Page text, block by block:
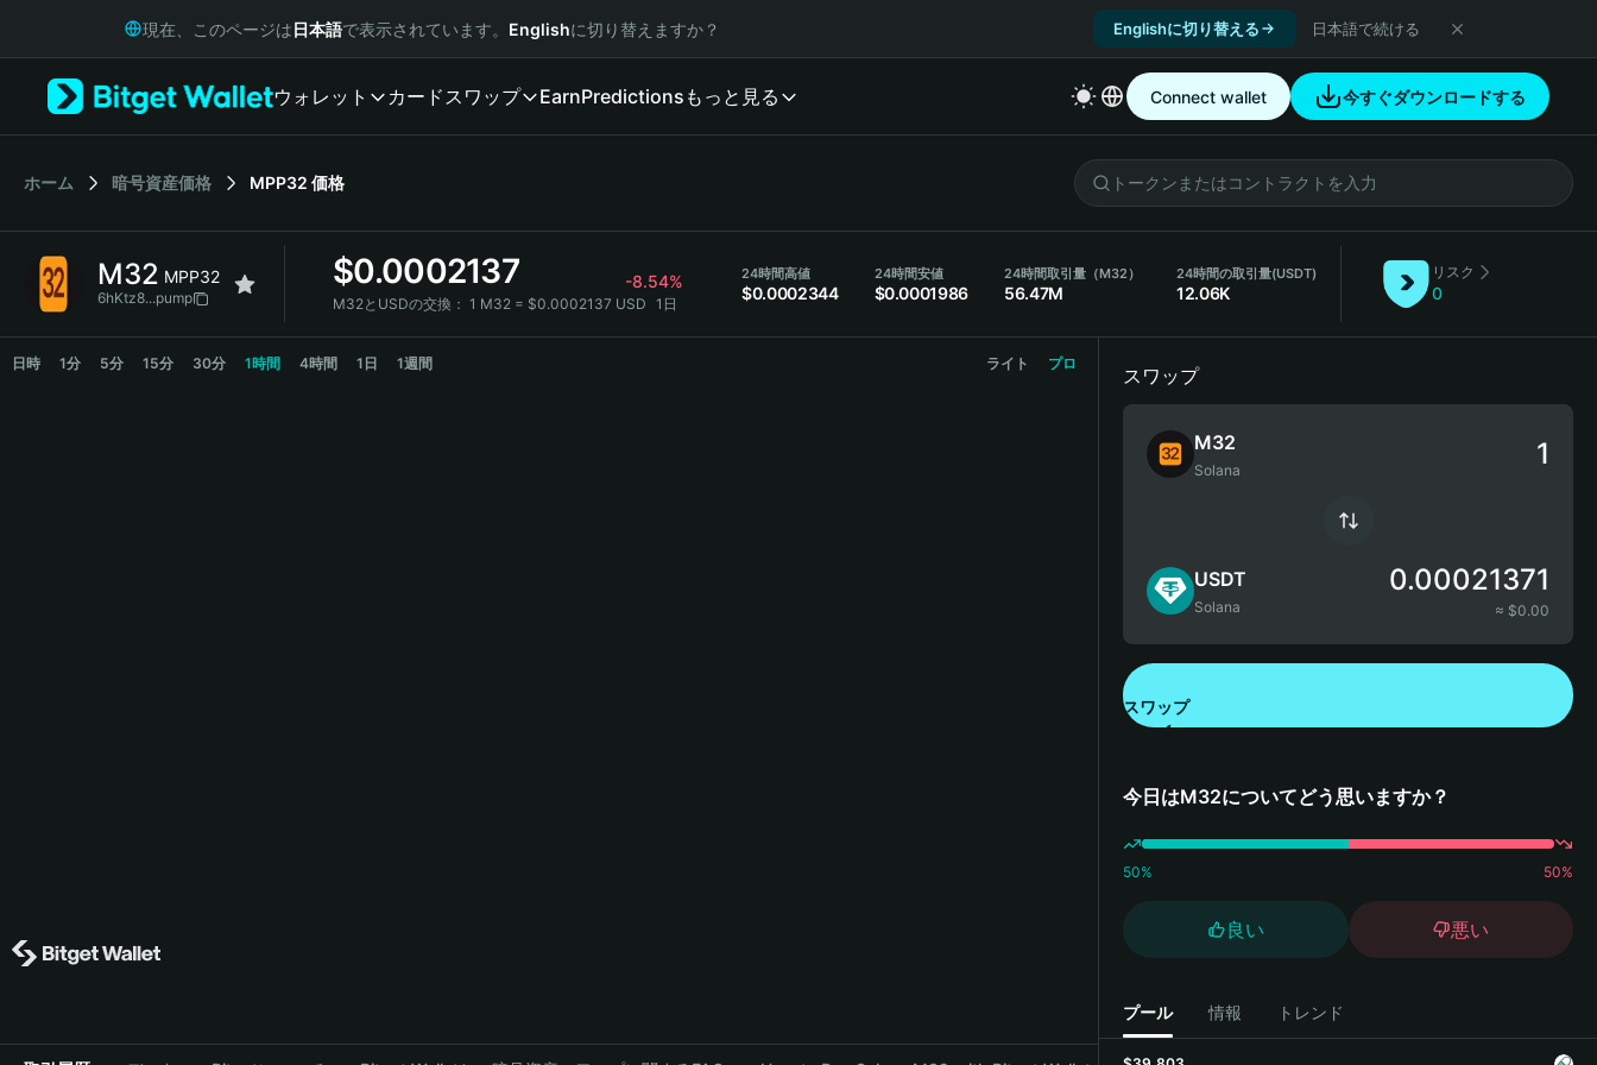
Русский
Italiano
简体中文
繁體中文
Bahasa Indonesia
現在、このページは日本語で表示されています。 Englishに切り替えますか？ Englishに切り替える 日本語で続ける
ウォレット カードスワップ EarnPredictions もっと見る Connect wallet 今すぐダウンロードする
ホーム 暗号資産価格 MPP32 価格
M32 MPP32
6hKtz8...pump
$0.0002137 -8.54%
M32とUSDの交換： 1 M32 = $0.0002137 USD 1日
24時間高値
$0.0002344
24時間安値
$0.0001986
24時間取引量（M32）
56.47M
24時間の取引量(USDT)
12.06K
リスク
0
M32 Price Chart
日時 1分 5分 15分 30分 1時間 4時間 1日 1週間 ライト プロ
スワップ
M32
Solana
USDT
Solana
0.00021371
≈ $0.00
スワップ
今日はM32についてどう思いますか？
50% 50%
良い 悪い
プール 情報 トレンド